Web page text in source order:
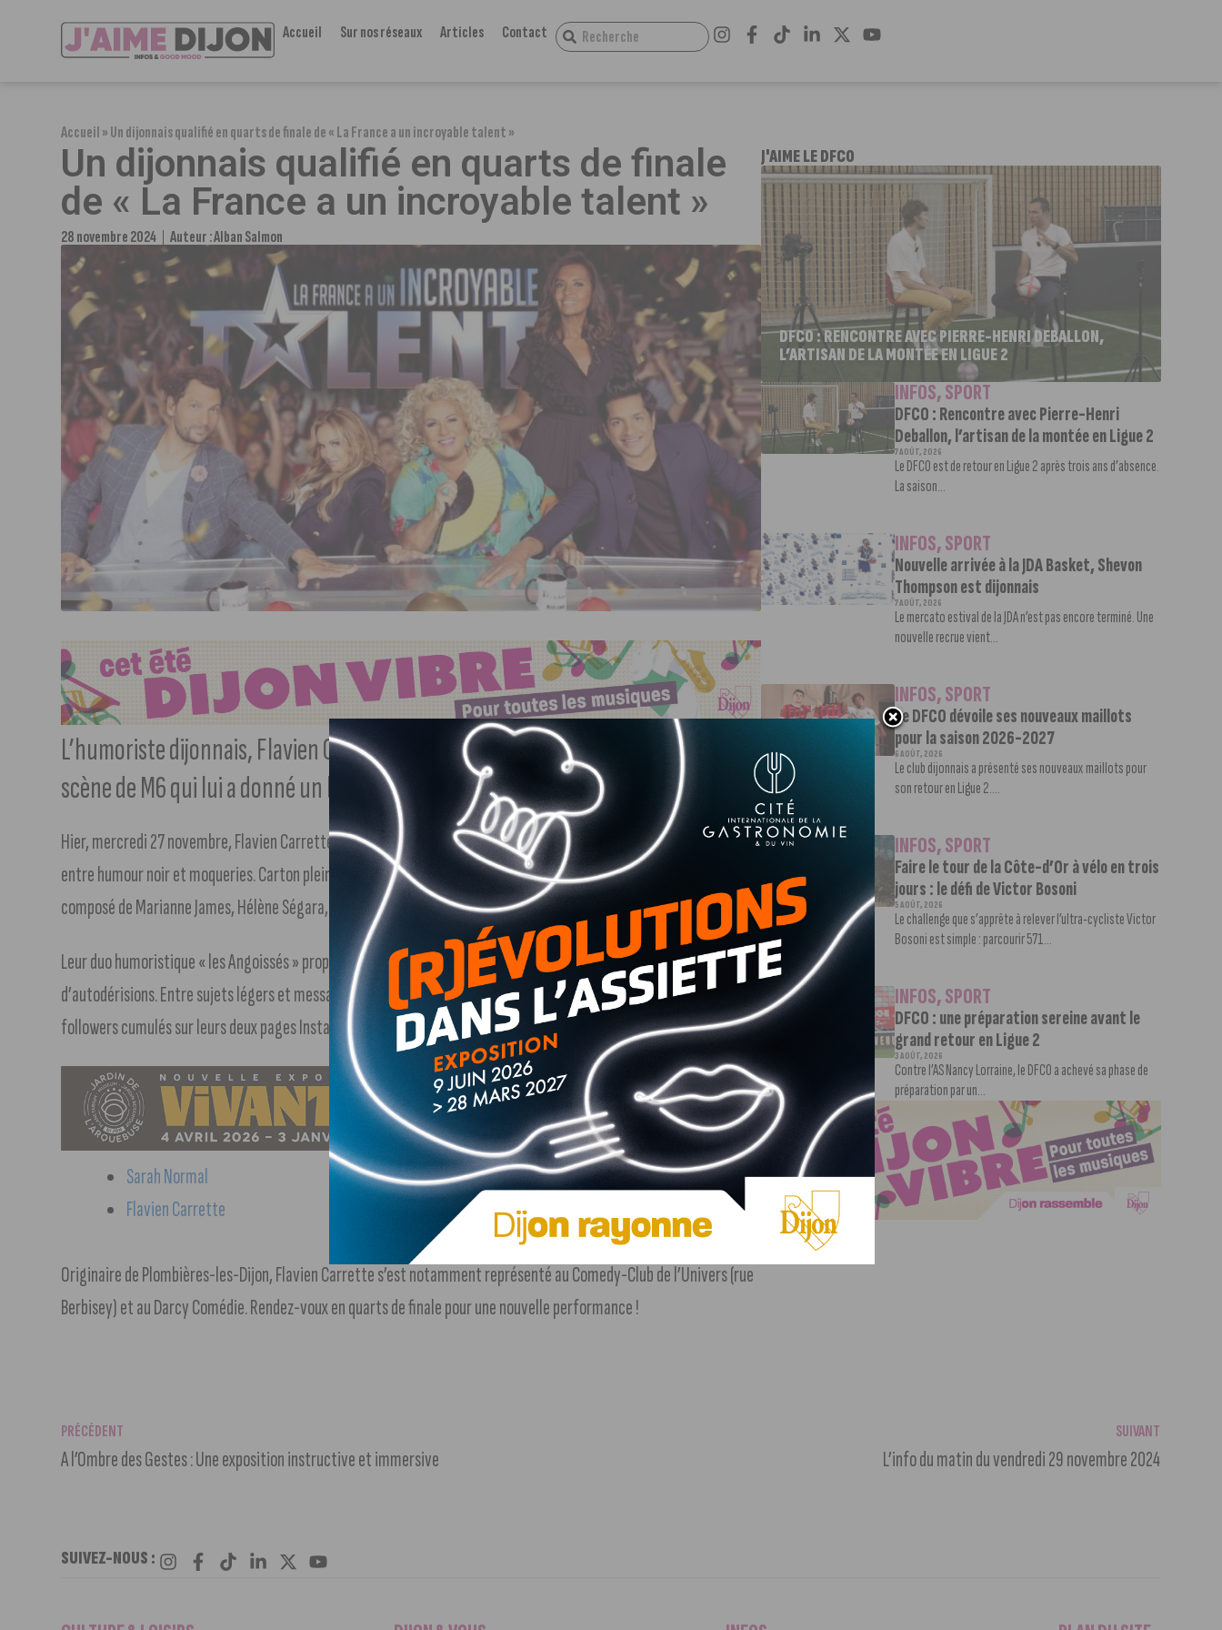
Accueil Sur nos réseaux Articles Contact
Accueil»Un dijonnais qualifié en quarts de finale de « La France a un incroyable talent »
Un dijonnais qualifié en quarts de finale
de « La France a un incroyable talent »
28 novembre 2024 Auteur :Alban Salmon
L’humoriste dijonnais, Flavien Carrette, a présenté une performance hier sur la
scène de M6 qui lui a donné un billet direct pour les quarts de finale !
Hier, mercredi 27 novembre, Flavien Carrette et sa binôme, Sarah Normal, ont présenté un sketch à mi-chemin
entre humour noir et moqueries. Carton plein pour eux avec 4 « oui » du jury de « La France a un incroyable talent »,
composé de Marianne James, Hélène Ségara, Sugar Sammy et Éric Antoine.
Leur duo humoristique « les Angoissés » propose des sketchs sur leurs expériences et émotions et ce, avec beaucoup
d’autodérisions. Entre sujets légers et messages lourds, Flavien Carrette et Sarah Normal comptent plus 6 000
followers cumulés sur leurs deux pages Instagram.
Sarah Normal
Flavien Carrette
Originaire de Plombières-les-Dijon, Flavien Carrette s’est notamment représenté au Comedy-Club de l’Univers (rue
Berbisey) et au Darcy Comédie. Rendez-voux en quarts de finale pour une nouvelle performance !
J'AIME LE DFCO
DFCO : RENCONTRE AVEC PIERRE-HENRI DEBALLON,
L’ARTISAN DE LA MONTÉE EN LIGUE 2
INFOS,SPORT
DFCO : Rencontre avec Pierre-Henri
Deballon, l’artisan de la montée en Ligue 2
7 AOÛT, 2026
Le DFCO est de retour en Ligue 2 après trois ans d’absence.
La saison...
INFOS,SPORT
Nouvelle arrivée à la JDA Basket, Shevon
Thompson est dijonnais
7 AOÛT, 2026
Le mercato estival de la JDA n’est pas encore terminé. Une
nouvelle recrue vient...
INFOS,SPORT
Le DFCO dévoile ses nouveaux maillots
pour la saison 2026-2027
6 AOÛT, 2026
Le club dijonnais a présenté ses nouveaux maillots pour
son retour en Ligue 2....
INFOS,SPORT
Faire le tour de la Côte-d’Or à vélo en trois
jours : le défi de Victor Bosoni
5 AOÛT, 2026
Le challenge que s’apprête à relever l’ultra-cycliste Victor
Bosoni est simple : parcourir 571...
INFOS,SPORT
DFCO : une préparation sereine avant le
grand retour en Ligue 2
3 AOÛT, 2026
Contre l’AS Nancy Lorraine, le DFCO a achevé sa phase de
préparation par un...
PRÉCÉDENT
A l’Ombre des Gestes : Une exposition instructive et immersive
SUIVANT
L’info du matin du vendredi 29 novembre 2024
SUIVEZ-NOUS :